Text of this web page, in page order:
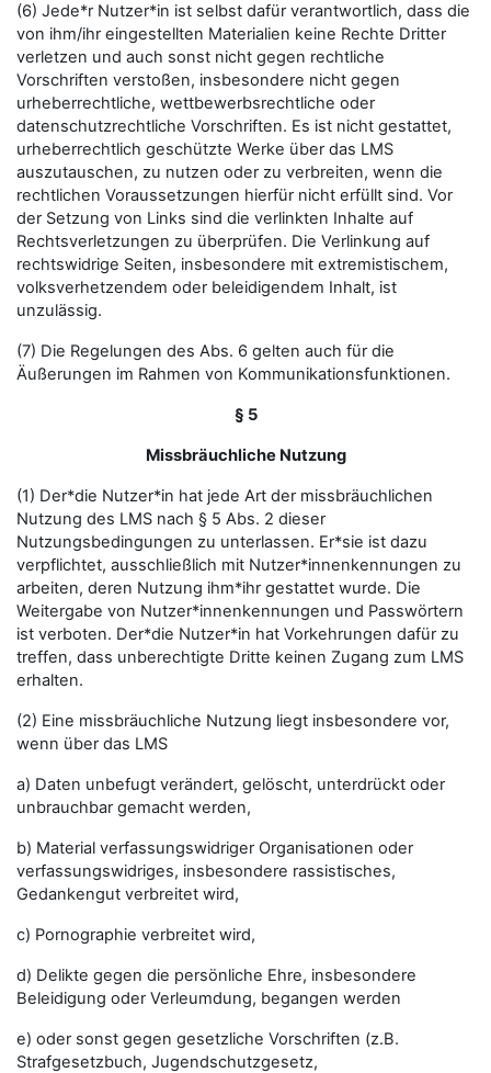
(6) Jede*r Nutzer*in ist selbst dafür verantwortlich, dass die
von ihm/ihr eingestellten Materialien keine Rechte Dritter
verletzen und auch sonst nicht gegen rechtliche
Vorschriften verstoßen, insbesondere nicht gegen
urheberrechtliche, wettbewerbsrechtliche oder
datenschutzrechtliche Vorschriften. Es ist nicht gestattet,
urheberrechtlich geschützte Werke über das LMS
auszutauschen, zu nutzen oder zu verbreiten, wenn die
rechtlichen Voraussetzungen hierfür nicht erfüllt sind. Vor
der Setzung von Links sind die verlinkten Inhalte auf
Rechtsverletzungen zu überprüfen. Die Verlinkung auf
rechtswidrige Seiten, insbesondere mit extremistischem,
volksverhetzendem oder beleidigendem Inhalt, ist
unzulässig.
(7) Die Regelungen des Abs. 6 gelten auch für die
Äußerungen im Rahmen von Kommunikationsfunktionen.
§ 5
Missbräuchliche Nutzung
(1) Der*die Nutzer*in hat jede Art der missbräuchlichen
Nutzung des LMS nach § 5 Abs. 2 dieser
Nutzungsbedingungen zu unterlassen. Er*sie ist dazu
verpflichtet, ausschließlich mit Nutzer*innenkennungen zu
arbeiten, deren Nutzung ihm*ihr gestattet wurde. Die
Weitergabe von Nutzer*innenkennungen und Passwörtern
ist verboten. Der*die Nutzer*in hat Vorkehrungen dafür zu
treffen, dass unberechtigte Dritte keinen Zugang zum LMS
erhalten.
(2) Eine missbräuchliche Nutzung liegt insbesondere vor,
wenn über das LMS
a) Daten unbefugt verändert, gelöscht, unterdrückt oder
unbrauchbar gemacht werden,
b) Material verfassungswidriger Organisationen oder
verfassungswidriges, insbesondere rassistisches,
Gedankengut verbreitet wird,
c) Pornographie verbreitet wird,
d) Delikte gegen die persönliche Ehre, insbesondere
Beleidigung oder Verleumdung, begangen werden
e) oder sonst gegen gesetzliche Vorschriften (z.B.
Strafgesetzbuch, Jugendschutzgesetz,